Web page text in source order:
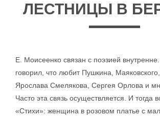
ЛЕСТНИЦЫ В
Е. Моисеенко связан с поэзией
говорил, что любит Пушкина,
Ярослава Смелякова, Сергея Орлова и
Часто эта связь осуществляется. И тогда
«Стихи»: женщина в розовом платье с